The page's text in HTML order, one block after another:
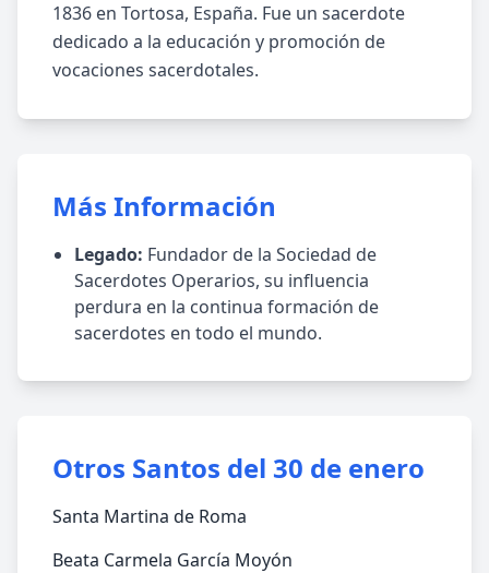
1836 en Tortosa, España. Fue un sacerdote
dedicado a la educación y promoción de
vocaciones sacerdotales.
Más Información
Legado: Fundador de la Sociedad de
Sacerdotes Operarios, su influencia
perdura en la continua formación de
sacerdotes en todo el mundo.
Otros Santos del 30 de enero
Santa Martina de Roma
Beata Carmela García Moyón